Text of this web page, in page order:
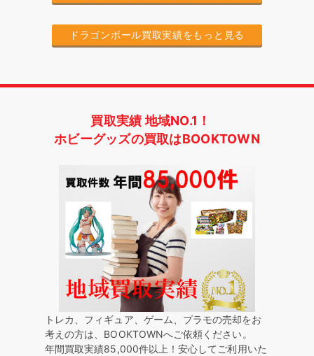
ドラゴンボール買取実績をもっと見る
買取実績 地域NO.1！
ホビーグッズの買取はBOOKTOWN
トレカ、フィギュア、ゲーム、プラモの売却をお
考えの方は、BOOKTOWNへご依頼ください。
年間買取実績85,000件以上！安心してご利用いた